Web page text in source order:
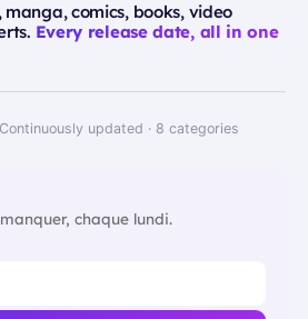
manga, comics, books, video
Every release date, all in one
Continuously updated · 8 categories
chaque lundi.